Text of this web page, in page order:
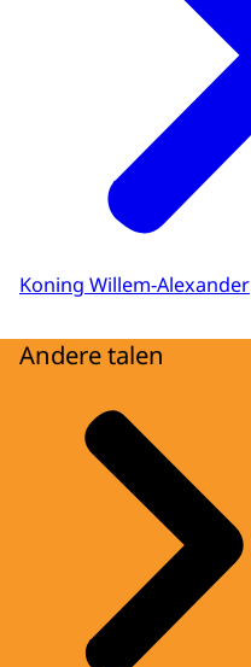
Koning Willem-Alexander
Andere talen